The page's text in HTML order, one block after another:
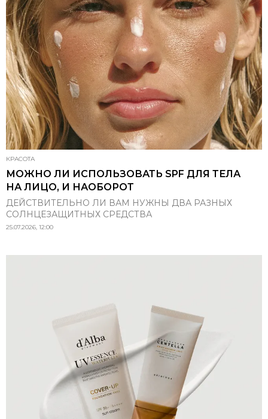
КРАСОТА
МОЖНО ЛИ ИСПОЛЬЗОВАТЬ SPF ДЛЯ ТЕЛА
НА ЛИЦО, И НАОБОРОТ
ДЕЙСТВИТЕЛЬНО ЛИ ВАМ НУЖНЫ ДВА РАЗНЫХ
СОЛНЦЕЗАЩИТНЫХ СРЕДСТВА
25.07.2026, 12:00